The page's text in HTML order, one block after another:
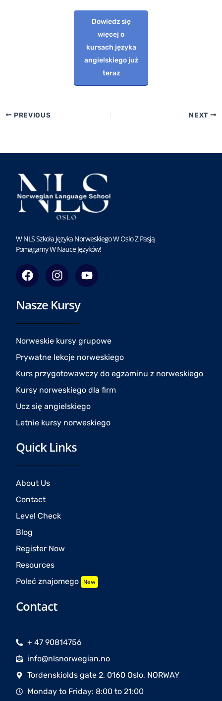
Dowiedz się
więcej o
kursach języka
angielskiego już
teraz
PREVIOUS NEXT
W NLS Szkoła Języka Norweskiego W Oslo Z Pasją
Pomagamy W Nauce Języków!
F
a
c
e
o
o
I
n
s
t
g
r
a
m
Y
o
u
e
Nasze Kursy
Norweskie kursy grupowe
Prywatne lekcje norweskiego
Kurs przygotowawczy do egzaminu z norweskiego
Kursy norweskiego dla firm
Ucz się angielskiego
Letnie kursy norweskiego
Quick Links
About Us
Contact
Level Check
Blog
Register Now
Resources
Poleć znajomego New
Contact
+ 47 90814756
info@nlsnorwegian.no
Tordenskiolds gate 2, 0160 Oslo, NORWAY
Monday to Friday: 8:00 to 21:00